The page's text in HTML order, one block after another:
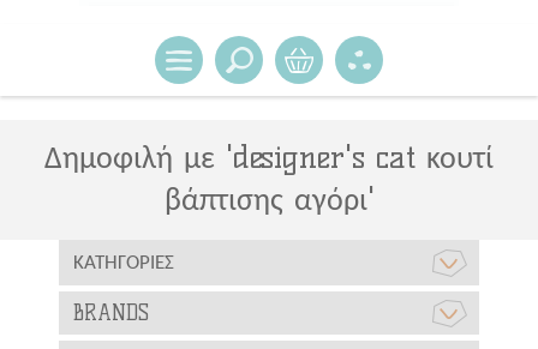
Δημοφιλή με 'designer's cat κουτί
βάπτισης αγόρι'
ΚΑΤΗΓΟΡΊΕΣ
BRANDS